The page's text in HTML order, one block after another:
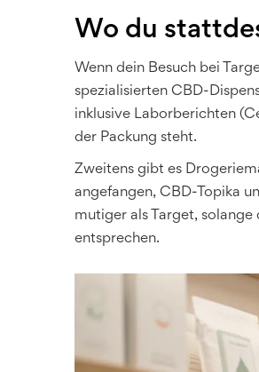
Wo du
Wenn dein Besuch bei
spezialisierten CBD-
inklusive Laborberichten
der Packung steht.
Zweitens gibt es
angefangen, CBD-Topika
mutiger als Target,
entsprechen.